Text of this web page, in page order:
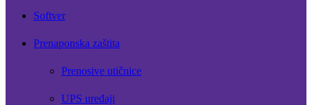
Softver
Prenaponska zaštita
Prenosive utičnice
UPS uređaji